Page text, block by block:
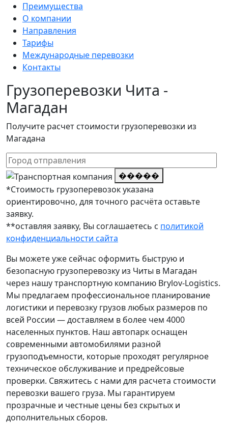
Преимущества
О компании
Направления
Тарифы
Международные перевозки
Контакты
Грузоперевозки Чита -
Магадан
Получите расчет стоимости грузоперевозки из
Магадана
�����
*Стоимость грузоперевозок указана
ориентировочно, для точного расчёта оставьте
заявку.
**оставляя заявку, Вы соглашаетесь с политикой
конфиденциальности сайта
Вы можете уже сейчас оформить быструю и
безопасную грузоперевозку из Читы в Магадан
через нашу транспортную компанию Brylov-Logistics.
Мы предлагаем профессиональное планирование
логистики и перевозку грузов любых размеров по
всей России — доставляем в более чем 4000
населенных пунктов. Наш автопарк оснащен
современными автомобилями разной
грузоподъемности, которые проходят регулярное
техническое обслуживание и предрейсовые
проверки. Свяжитесь с нами для расчета стоимости
перевозки вашего груза. Мы гарантируем
прозрачные и честные цены без скрытых и
дополнительных сборов.